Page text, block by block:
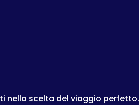
nella scelta del viaggio perfetto.